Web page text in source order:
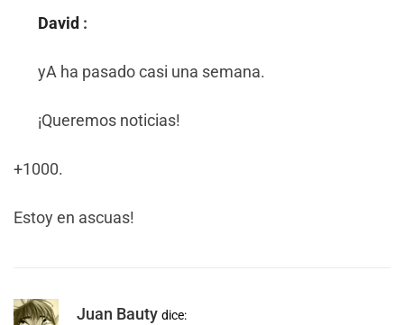
David :
yA ha pasado casi una semana.
¡Queremos noticias!
+1000.
Estoy en ascuas!
Juan Bauty dice: